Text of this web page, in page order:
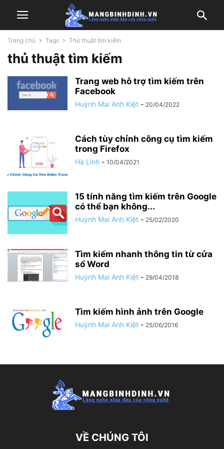
Trang chủ Tags Thủ thuật tìm kiếm
thủ thuật tìm kiếm
Trang web hỗ trợ tìm kiếm trên
Facebook
Huỳnh Mai Anh Kiệt - 20/04/2022
Cách tùy chỉnh công cụ tìm kiếm
trong Firefox
Hà Linh - 10/04/2021
15 tính năng tìm kiếm trên Google
có thể bạn không...
Huỳnh Mai Anh Kiệt - 25/02/2020
Tìm kiếm nhanh thông tin từ cửa
sổ Word
Huỳnh Mai Anh Kiệt - 29/04/2018
Tìm kiếm hình ảnh trên Google
Huỳnh Mai Anh Kiệt - 25/06/2016
VỀ CHÚNG TÔI